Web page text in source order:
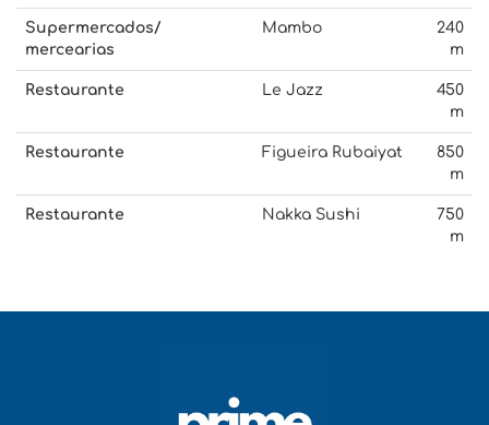
Supermercados/
mercearias
Mambo
240
m
Restaurante Le Jazz
450
m
Restaurante Figueira Rubaiyat
850
m
Restaurante Nakka Sushi
750
m